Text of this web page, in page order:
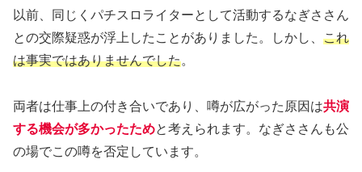
以前、同じくパチスロライターとして活動するなぎささん
との交際疑惑が浮上したことがありました。しかし、 これ
は事実ではありませんでした。
両者は仕事上の付き合いであり、噂が広がった原因は共演
する機会が多かったためと考えられます。なぎささんも公
の場でこの噂を否定しています。